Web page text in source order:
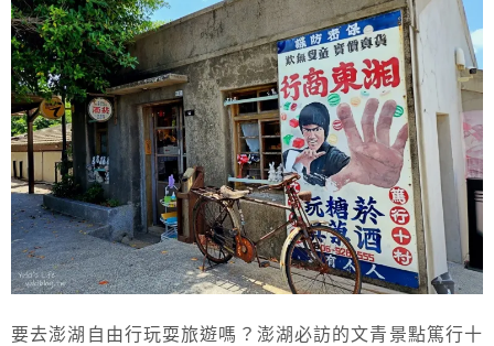
要去澎湖自由行玩耍旅遊嗎？澎湖必訪的文青景點篤行十